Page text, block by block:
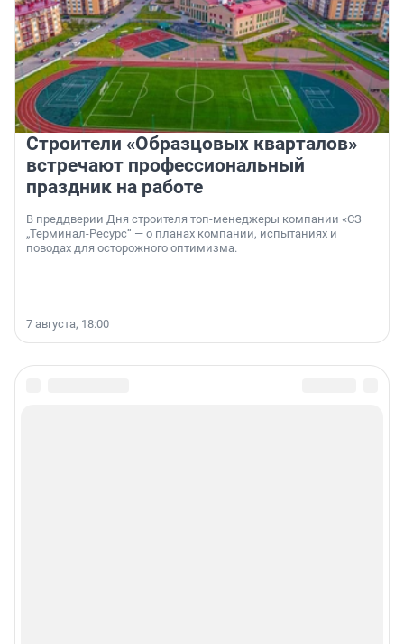
Строители «Образцовых кварталов»
встречают профессиональный
праздник на работе
В преддверии Дня строителя топ-менеджеры компании «СЗ
„Терминал-Ресурс“ — о планах компании, испытаниях и
поводах для осторожного оптимизма.
7 августа, 18:00